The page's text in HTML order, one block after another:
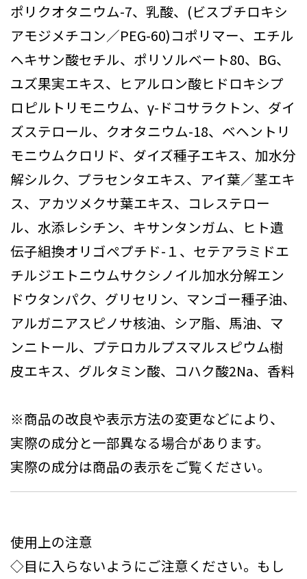
ポリクオタニウム-7、乳酸、(ビスブチロキシ
アモジメチコン／PEG-60)コポリマー、エチル
ヘキサン酸セチル、ポリソルベート80、BG、
ユズ果実エキス、ヒアルロン酸ヒドロキシプ
ロピルトリモニウム、γ-ドコサラクトン、ダイ
ズステロール、クオタニウム-18、ベヘントリ
モニウムクロリド、ダイズ種子エキス、加水分
解シルク、プラセンタエキス、アイ葉／茎エキ
ス、アカツメクサ葉エキス、コレステロー
ル、水添レシチン、キサンタンガム、ヒト遺
伝子組換オリゴペプチド-１、セテアラミドエ
チルジエトニウムサクシノイル加水分解エン
ドウタンパク、グリセリン、マンゴー種子油、
アルガニアスピノサ核油、シア脂、馬油、マ
ンニトール、プテロカルプスマルスピウム樹
皮エキス、グルタミン酸、コハク酸2Na、香料
※商品の改良や表示方法の変更などにより、
実際の成分と一部異なる場合があります。
実際の成分は商品の表示をご覧ください。
使用上の注意
◇目に入らないようにご注意ください。もし